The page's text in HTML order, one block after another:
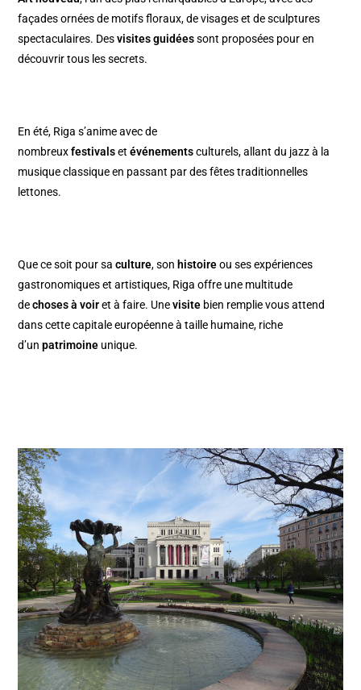
façades ornées de motifs floraux, de visages et de sculptures
spectaculaires. Desvisites guidéessont proposées pour en
découvrir tous les secrets.
En été, Riga s’anime avec de
nombreuxfestivalsetévénementsculturels, allant du jazz à la
musique classique en passant par des fêtes traditionnelles
lettones.
Que ce soit pour saculture, son histoireou ses expériences
gastronomiques et artistiques, Riga offre une multitude
dechoses à voiret à faire. Unevisite bien remplie vous attend
dans cette capitale européenne à taille humaine, riche
d’unpatrimoine unique.